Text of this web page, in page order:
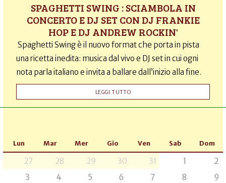
SPAGHETTI SWING : SCIAMBOLA IN
CONCERTO E DJ SET CON DJ FRANKIE
HOP E DJ ANDREW ROCKIN'
Spaghetti Swing è il nuovo format che porta in pista
una ricetta inedita: musica dal vivo e DJ set in cui ogni
nota parla italiano e invita a ballare dall’inizio alla fine.
LEGGI TUTTO
Lun Mar Mer Gio Ven Sab Dom
27 28 29 30 31 1
2
3
4 5 6 7 8
9